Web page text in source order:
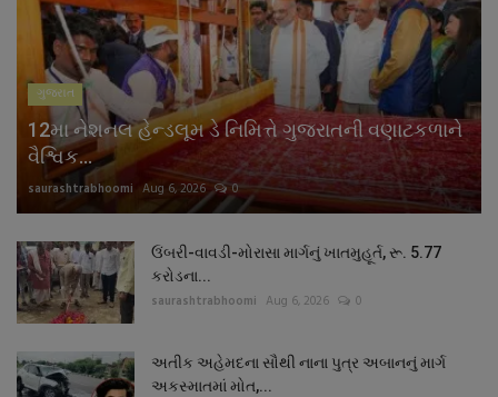
નાણાંકીય સમાચાર
સ્થાનિક સમાચાર
સ્પોર્ટ્સ
રાશિફળ
ગુનાખોરી
બોલિવૂડ
સ્વાસ્થ્ય
ગુજરાત
12મા નેશનલ હેન્ડલૂમ ડે નિમિત્તે ગુજરાતની વણાટકળાને
વૈશ્વિક...
saurashtrabhoomi Aug 6, 2026 0
ઉંબરી-વાવડી-મોરાસા માર્ગનું ખાતમુહૂર્ત, રૂ. 5.77
કરોડના...
saurashtrabhoomi Aug 6, 2026 0
અતીક અહેમદના સૌથી નાના પુત્ર અબાનનું માર્ગ
અકસ્માતમાં મોત,...